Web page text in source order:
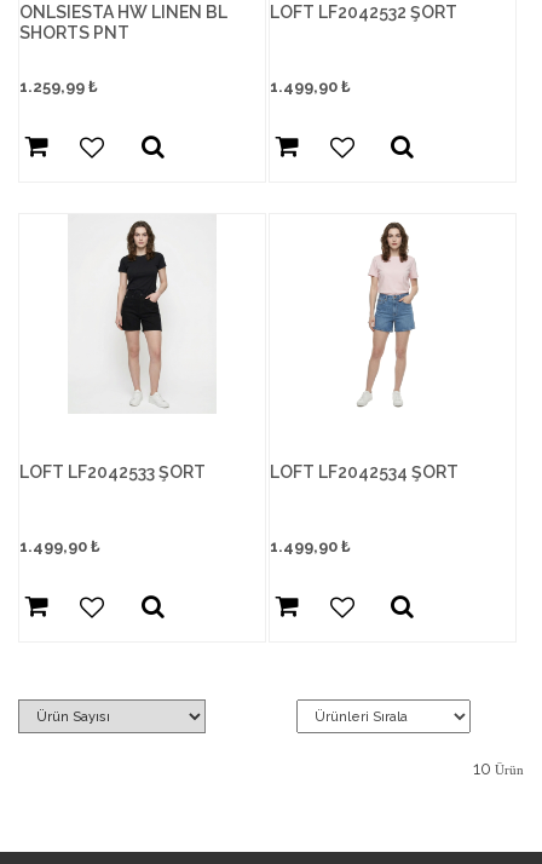
ONLSIESTA HW LINEN BL
SHORTS PNT
1.259,99 ₺
LOFT LF2042532 ŞORT
1.499,90₺
LOFT LF2042533 ŞORT
1.499,90 ₺
LOFT LF2042534 ŞORT
1.499,90₺
10 Ürün